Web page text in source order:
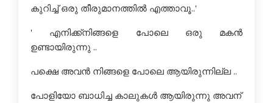
കുറിച്ച് ഒരു തീരുമാനത്തില്‍ എത്താവൂ..'
' എനിക്ക്നിങ്ങളെ പോലെ ഒരു മകന്‍
ഉണ്ടായിരുന്നു ..
പക്ഷെ അവന്‍ നിങ്ങളെ പോലെ ആയിരുന്നില്ല ..
പോളിയോ ബാധിച്ച കാലുകള്‍ ആയിരുന്നു അവന്